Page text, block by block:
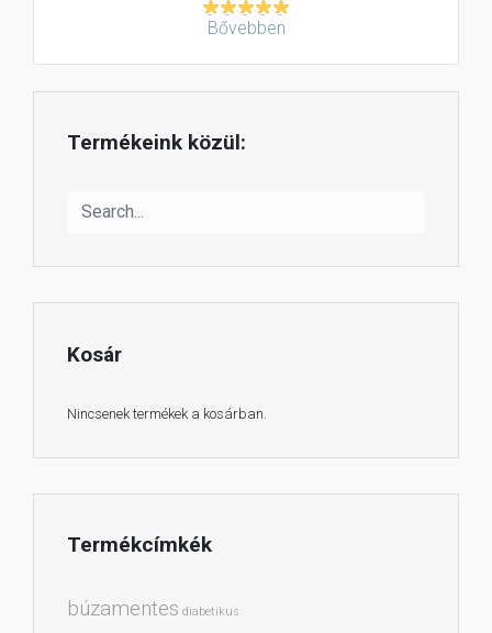
Értékelés:
5.00/ 5
Bővebben
Termékeink közül:
Kosár
Nincsenek termékek a kosárban.
Termékcímkék
búzamentes diabetikus